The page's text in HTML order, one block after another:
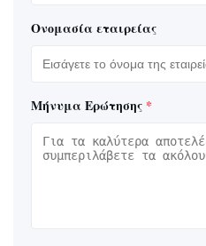
Ονομασία εταιρείας
Μήνυμα Ερώτησης *